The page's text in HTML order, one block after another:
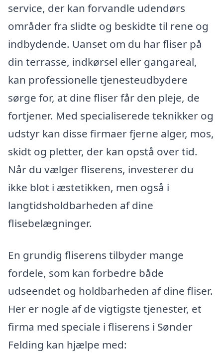
service, der kan forvandle udendørs
områder fra slidte og beskidte til rene og
indbydende. Uanset om du har fliser på
din terrasse, indkørsel eller gangareal,
kan professionelle tjenesteudbydere
sørge for, at dine fliser får den pleje, de
fortjener. Med specialiserede teknikker og
udstyr kan disse firmaer fjerne alger, mos,
skidt og pletter, der kan opstå over tid.
Når du vælger fliserens, investerer du
ikke blot i æstetikken, men også i
langtidsholdbarheden af dine
flisebelægninger.
En grundig fliserens tilbyder mange
fordele, som kan forbedre både
udseendet og holdbarheden af dine fliser.
Her er nogle af de vigtigste tjenester, et
firma med speciale i fliserens i Sønder
Felding kan hjælpe med: